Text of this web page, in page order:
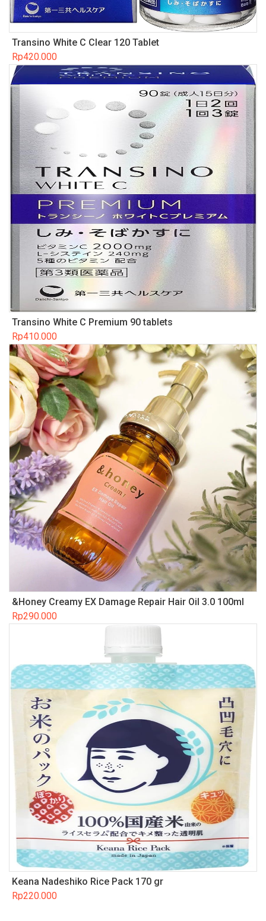
Transino White C Clear 120 Tablet
Rp420.000
Transino White C Premium 90 tablets
Rp410.000
&Honey Creamy EX Damage Repair Hair Oil 3.0 100ml
Rp290.000
Keana Nadeshiko Rice Pack 170 gr
Rp220.000